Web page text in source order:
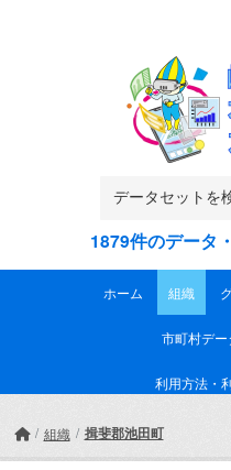
1879件のデータ
ホーム 組織
市町村デー
利用方法・
組織 揖斐郡池田町